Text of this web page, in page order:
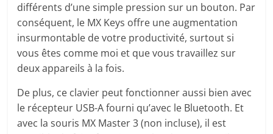
différents d’une simple pression sur un bouton. Par
conséquent, le MX Keys offre une augmentation
insurmontable de votre productivité, surtout si
vous êtes comme moi et que vous travaillez sur
deux appareils à la fois.
De plus, ce clavier peut fonctionner aussi bien avec
le récepteur USB-A fourni qu’avec le Bluetooth. Et
avec la souris MX Master 3 (non incluse), il est